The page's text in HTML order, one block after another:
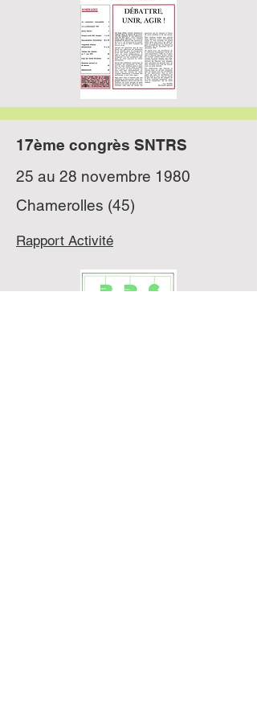
17ème congrès SNTRS
25 au 28 novembre 1980
Chamerolles (45)
Rapport Activité